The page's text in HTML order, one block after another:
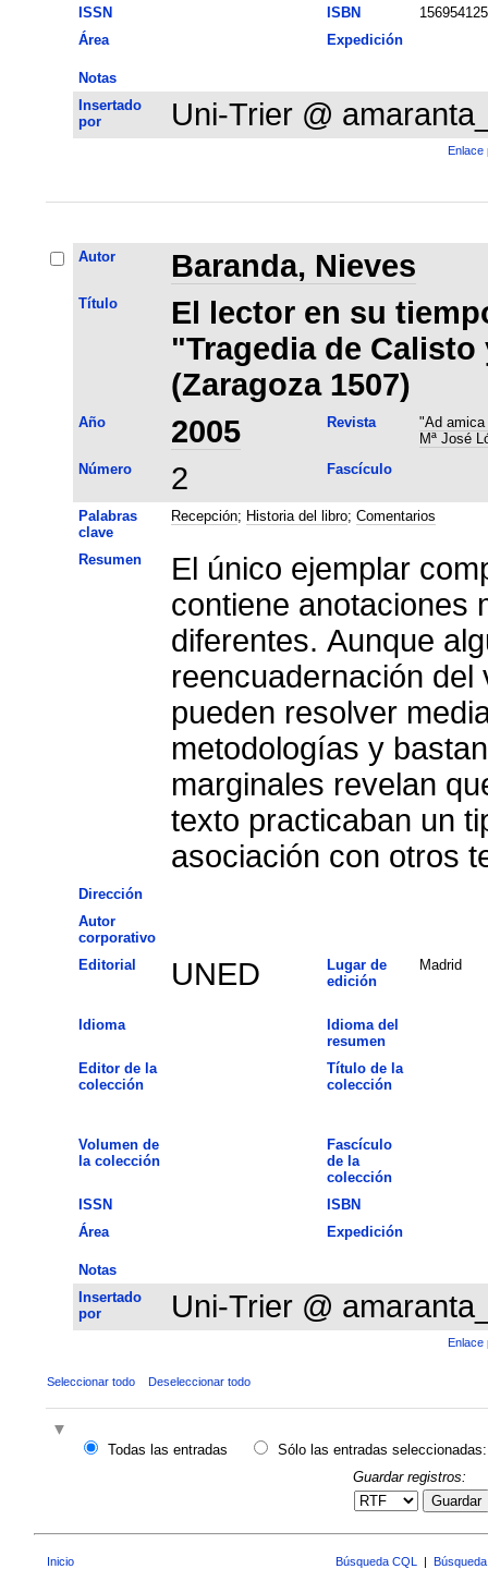
ISSN
ISBN
Área
Expedición
Notas
Insertado
por
Uni-Trier @
Enlace
Autor Baranda, Nieves
Título
El lector en su
"Tragedia de Calisto
(Zaragoza 1507)
Año 2005 Revista
"Ad amica
Mª José
Número
2 Fascículo
Palabras
clave
Recepción; Historia del libro; Comentarios
Resumen
El único ejemplar
contiene anotaciones
diferentes. Aunque
reencuadernación
pueden resolver
metodologías y
marginales revelan
texto practicaban un
asociación con otros
Dirección
Autor
corporativo
Editorial
UNED
Lugar de
edición
Madrid
Idioma
Idioma del
resumen
Editor de la
colección
Título de la
colección
Volumen de
la colección
Fascículo
de la
colección
ISSN
ISBN
Área
Expedición
Notas
Insertado
por
Uni-Trier @
Enlace
Seleccionar todo Deseleccionar todo
Todas las entradas
Sólo las entradas seleccionadas:
Guardar registros:
Guardar
Inicio Búsqueda CQL